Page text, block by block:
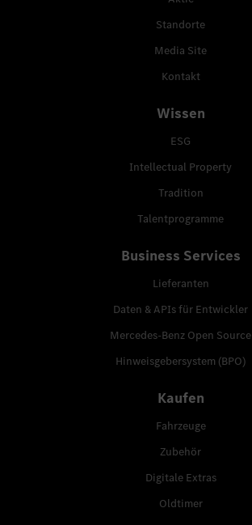
Standorte
Media Site
Kontakt
Wissen
ESG
Intellectual Property
Tradition
Talentprogramme
Business Services
Lieferanten
Daten & APIs für Entwickler
Mercedes-Benz Open Source
Hinweisgebersystem (BPO)
Kaufen
Fahrzeuge
Zubehör
Digitale Extras
Oldtimer